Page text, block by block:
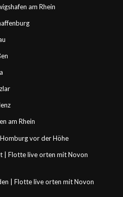
am Rhein
am Rhein
vor der Höhe
| Flotte live orten mit Novon
| Flotte live orten mit Novon